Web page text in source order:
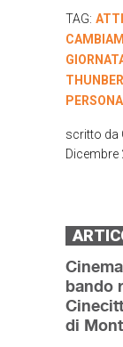
TAG:
scritto da
Dicembre
bando
di